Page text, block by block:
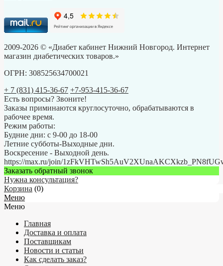
2009-2026 © «Диабет кабинет Нижний Новгород. Интернет
магазин диабетических товаров.»
ОГРН: 308525634700021
+ 7 (831) 415-36-67 +7-953-415-36-67
Есть вопросы? Звоните!
Заказы приминаются круглосуточно, обрабатываются в
рабочее время.
Режим работы:
Будние дни: с 9-00 до 18-00
Летние субботы-Выходные дни.
Воскресение - Выходной день.
https://max.ru/join/
Заказать обратный звонок
Нужна консультация?
Корзина (0)
Меню
Меню
Главная
Доставка и оплата
Поставщикам
Новости и статьи
Как сделать заказ?